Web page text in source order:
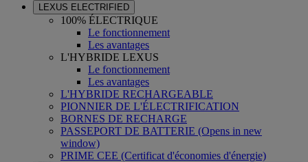
LEXUS ELECTRIFIED
100% ÉLECTRIQUE
Le fonctionnement
Les avantages
L'HYBRIDE LEXUS
Le fonctionnement
Les avantages
L'HYBRIDE RECHARGEABLE
PIONNIER DE L'ÉLECTRIFICATION
BORNES DE RECHARGE
PASSEPORT DE BATTERIE (Opens in new
window)
PRIME CEE (Certificat d'économies d'énergie)